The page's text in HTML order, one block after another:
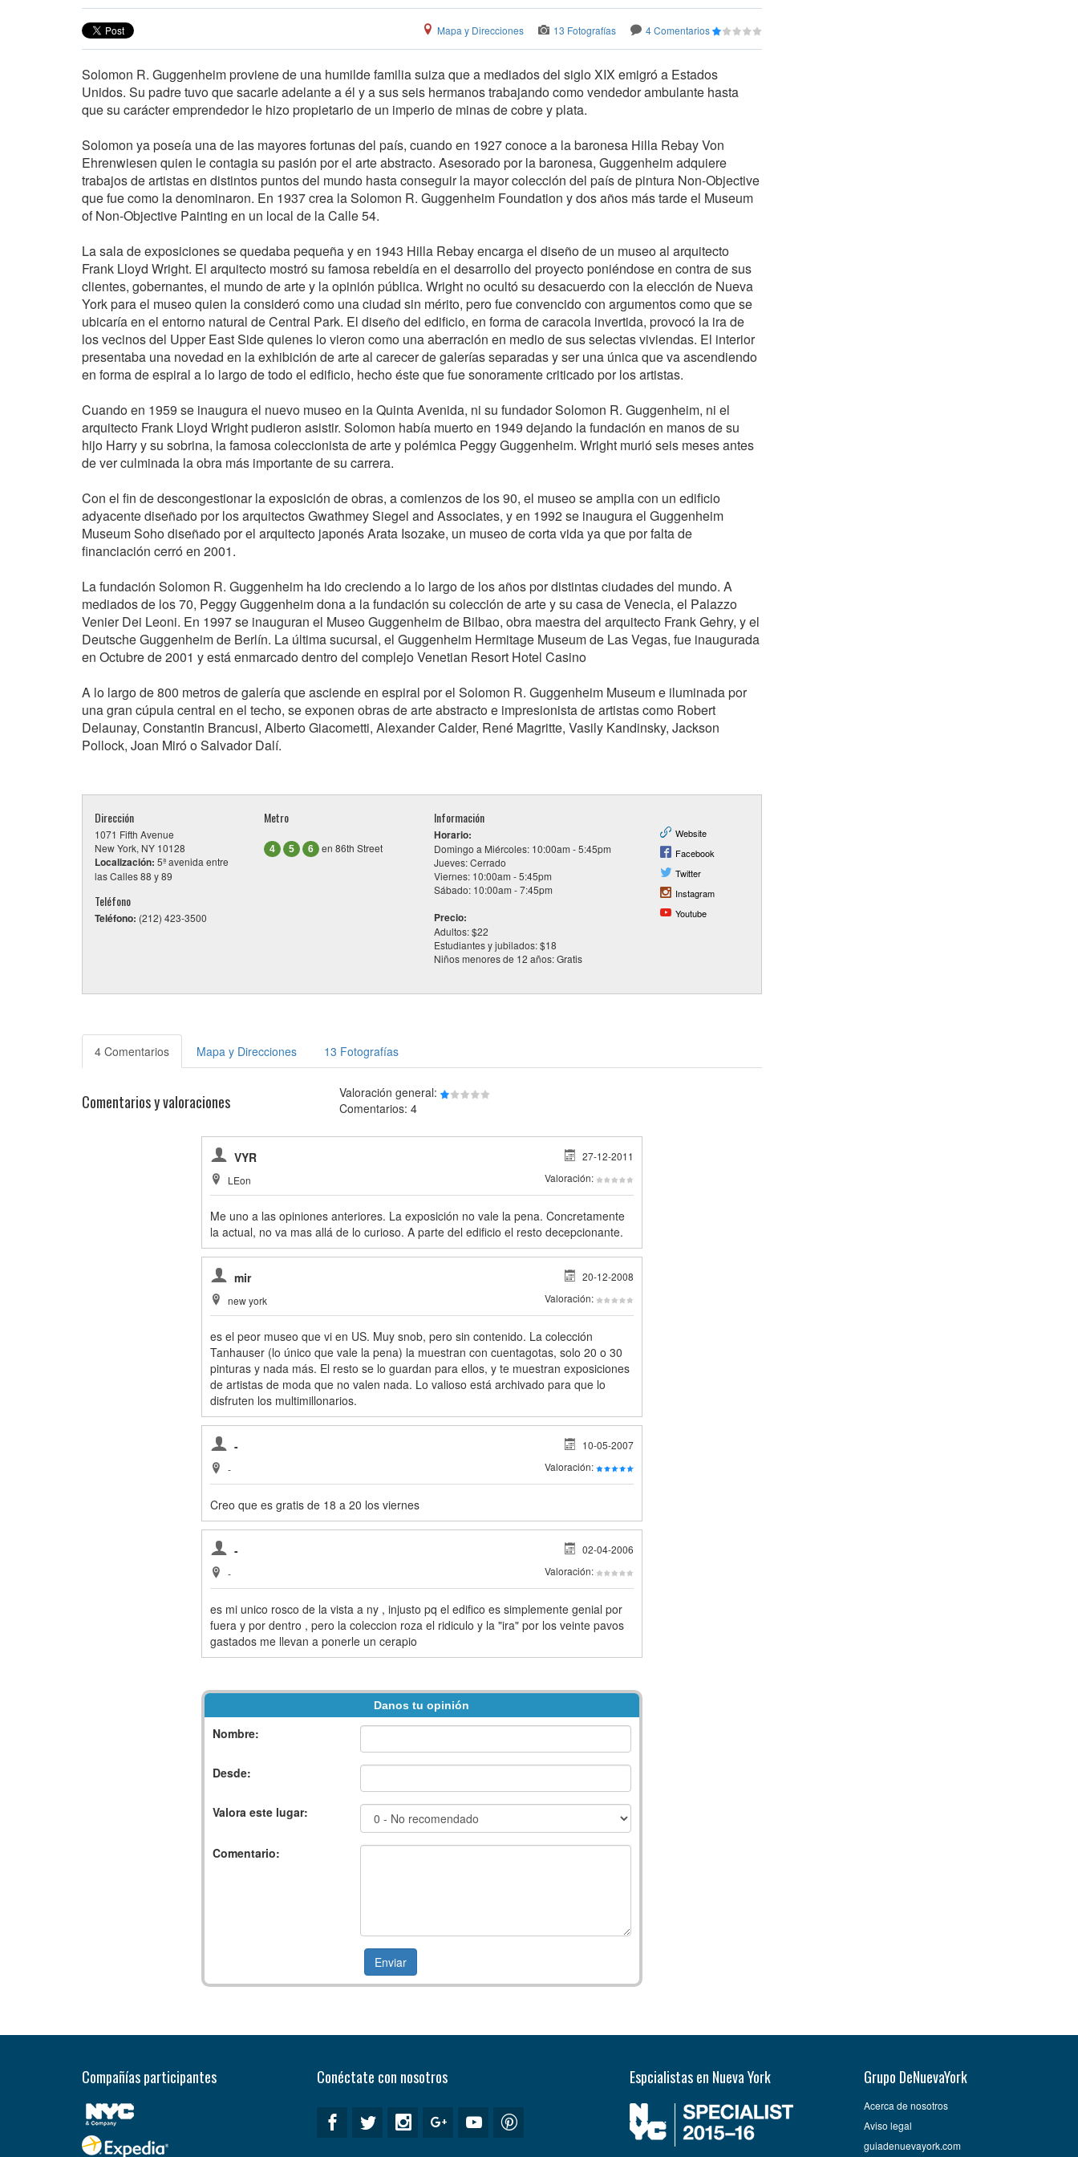
4 Comentarios
13 Fotografías
Mapa y Direcciones
Solomon R. Guggenheim proviene de una humilde familia suiza que a mediados del siglo XIX emigró a Estados
Unidos. Su padre tuvo que sacarle adelante a él y a sus seis hermanos trabajando como vendedor ambulante hasta
que su carácter emprendedor le hizo propietario de un imperio de minas de cobre y plata.
Solomon ya poseía una de las mayores fortunas del país, cuando en 1927 conoce a la baronesa Hilla Rebay Von
Ehrenwiesen quien le contagia su pasión por el arte abstracto. Asesorado por la baronesa, Guggenheim adquiere
trabajos de artistas en distintos puntos del mundo hasta conseguir la mayor colección del país de pintura Non-Objective
que fue como la denominaron. En 1937 crea la Solomon R. Guggenheim Foundation y dos años más tarde el Museum
of Non-Objective Painting en un local de la Calle 54.
La sala de exposiciones se quedaba pequeña y en 1943 Hilla Rebay encarga el diseño de un museo al arquitecto
Frank Lloyd Wright. El arquitecto mostró su famosa rebeldía en el desarrollo del proyecto poniéndose en contra de sus
clientes, gobernantes, el mundo de arte y la opinión pública. Wright no ocultó su desacuerdo con la elección de Nueva
York para el museo quien la consideró como una ciudad sin mérito, pero fue convencido con argumentos como que se
ubicaría en el entorno natural de Central Park. El diseño del edificio, en forma de caracola invertida, provocó la ira de
los vecinos del Upper East Side quienes lo vieron como una aberración en medio de sus selectas viviendas. El interior
presentaba una novedad en la exhibición de arte al carecer de galerías separadas y ser una única que va ascendiendo
en forma de espiral a lo largo de todo el edificio, hecho éste que fue sonoramente criticado por los artistas.
Cuando en 1959 se inaugura el nuevo museo en la Quinta Avenida, ni su fundador Solomon R. Guggenheim, ni el
arquitecto Frank Lloyd Wright pudieron asistir. Solomon había muerto en 1949 dejando la fundación en manos de su
hijo Harry y su sobrina, la famosa coleccionista de arte y polémica Peggy Guggenheim. Wright murió seis meses antes
de ver culminada la obra más importante de su carrera.
Con el fin de descongestionar la exposición de obras, a comienzos de los 90, el museo se amplia con un edificio
adyacente diseñado por los arquitectos Gwathmey Siegel and Associates, y en 1992 se inaugura el Guggenheim
Museum Soho diseñado por el arquitecto japonés Arata Isozake, un museo de corta vida ya que por falta de
financiación cerró en 2001.
La fundación Solomon R. Guggenheim ha ido creciendo a lo largo de los años por distintas ciudades del mundo. A
mediados de los 70, Peggy Guggenheim dona a la fundación su colección de arte y su casa de Venecia, el Palazzo
Venier Dei Leoni. En 1997 se inauguran el Museo Guggenheim de Bilbao, obra maestra del arquitecto Frank Gehry, y el
Deutsche Guggenheim de Berlín. La última sucursal, el Guggenheim Hermitage Museum de Las Vegas, fue inaugurada
en Octubre de 2001 y está enmarcado dentro del complejo Venetian Resort Hotel Casino
A lo largo de 800 metros de galería que asciende en espiral por el Solomon R. Guggenheim Museum e iluminada por
una gran cúpula central en el techo, se exponen obras de arte abstracto e impresionista de artistas como Robert
Delaunay, Constantin Brancusi, Alberto Giacometti, Alexander Calder, René Magritte, Vasily Kandinsky, Jackson
Pollock, Joan Miró o Salvador Dalí.
Dirección
1071 Fifth Avenue
New York, NY 10128
Localización: 5ª avenida entre
las Calles 88 y 89
Teléfono
Teléfono: (212) 423-3500
Metro
4 5 6 en 86th Street
Información
Horario:
Domingo a Miércoles: 10:00am - 5:45pm
Jueves: Cerrado
Viernes: 10:00am - 5:45pm
Sábado: 10:00am - 7:45pm
Precio:
Adultos: $22
Estudiantes y jubilados: $18
Niños menores de 12 años: Gratis
Website
Facebook
Twitter
Instagram
Youtube
4 Comentarios Mapa y Direcciones 13 Fotografías
Comentarios y valoraciones
Valoración general:
Comentarios: 4
VYR
LEon
27-12-2011
Valoración:
Me uno a las opiniones anteriores. La exposición no vale la pena. Concretamente
la actual, no va mas allá de lo curioso. A parte del edificio el resto decepcionante.
mir
new york
20-12-2008
Valoración:
es el peor museo que vi en US. Muy snob, pero sin contenido. La colección
Tanhauser (lo único que vale la pena) la muestran con cuentagotas, solo 20 o 30
pinturas y nada más. El resto se lo guardan para ellos, y te muestran exposiciones
de artistas de moda que no valen nada. Lo valioso está archivado para que lo
disfruten los multimillonarios.
-
-
10-05-2007
Valoración:
Creo que es gratis de 18 a 20 los viernes
-
-
02-04-2006
Valoración:
es mi unico rosco de la vista a ny , injusto pq el edifico es simplemente genial por
fuera y por dentro , pero la coleccion roza el ridiculo y la "ira" por los veinte pavos
gastados me llevan a ponerle un cerapio
Danos tu opinión
Nombre:
Desde:
Valora este lugar:
Comentario:
Compañías participantes Conéctate con nosotros Espcialistas en Nueva York Grupo DeNuevaYork
Acerca de nosotros
Aviso legal
guiadenuevayork.com